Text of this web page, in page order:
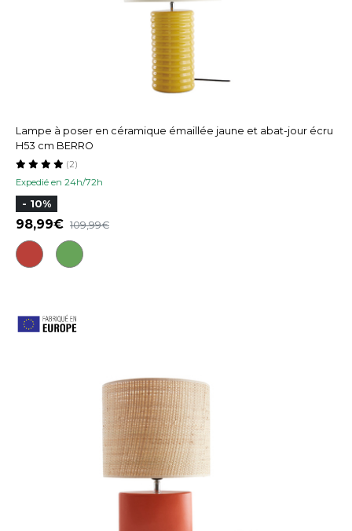
Lampe à poser en céramique émaillée jaune et abat-jour écru
H53 cm BERRO
Expedié en 24h/72h
(2)
- 10%
98,99 109,99